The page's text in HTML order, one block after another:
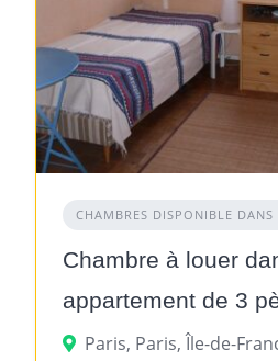
CHAMBRES DISPONIBLE
Chambre à louer
appartement de 3
du 6 juillet
Paris, Paris, Île-de-